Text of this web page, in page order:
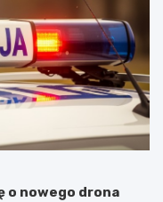
o nowego drona